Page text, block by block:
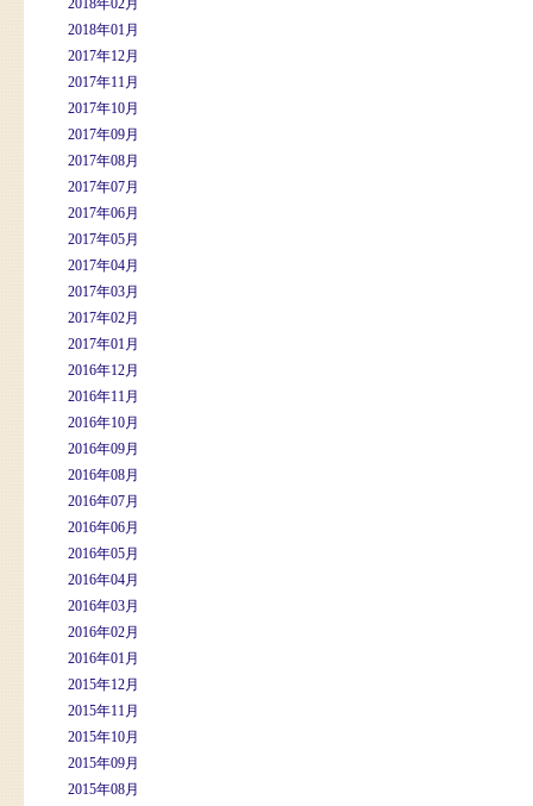
2018年02月
2018年01月
2017年12月
2017年11月
2017年10月
2017年09月
2017年08月
2017年07月
2017年06月
2017年05月
2017年04月
2017年03月
2017年02月
2017年01月
2016年12月
2016年11月
2016年10月
2016年09月
2016年08月
2016年07月
2016年06月
2016年05月
2016年04月
2016年03月
2016年02月
2016年01月
2015年12月
2015年11月
2015年10月
2015年09月
2015年08月